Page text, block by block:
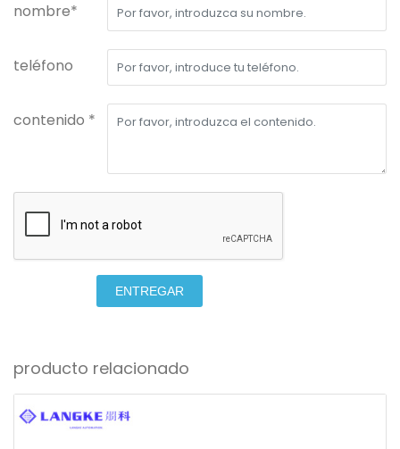
nombre*
teléfono
contenido *
ENTREGAR
producto relacionado